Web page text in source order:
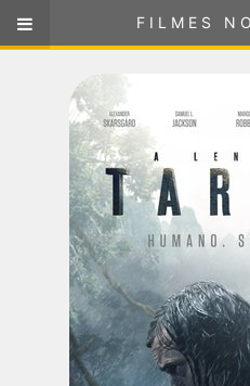
FILMES
ou
FILMES NO
SELECIONE SUA
FILMES EM CARTAZ
PRÓXIMOS LANÇAMENTOS
GÊNEROS
NOTÍCIAS
PÁGINA INICIAL